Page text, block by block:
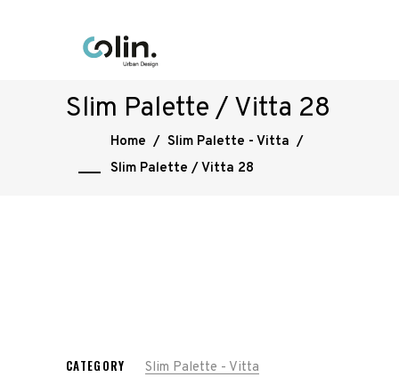
Slim Palette / Vitta 28
Home / Slim Palette - Vitta /
Slim Palette / Vitta 28
CATEGORY Slim Palette - Vitta